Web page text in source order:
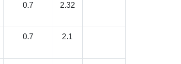
0.7 2.32
0.7 2.1